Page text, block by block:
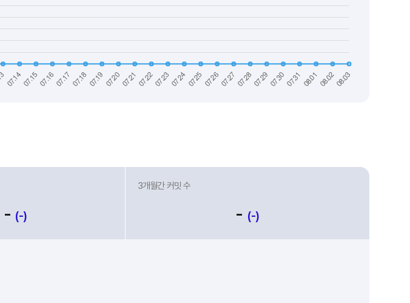
- (-)
3개월간 커밋 수
- (-)